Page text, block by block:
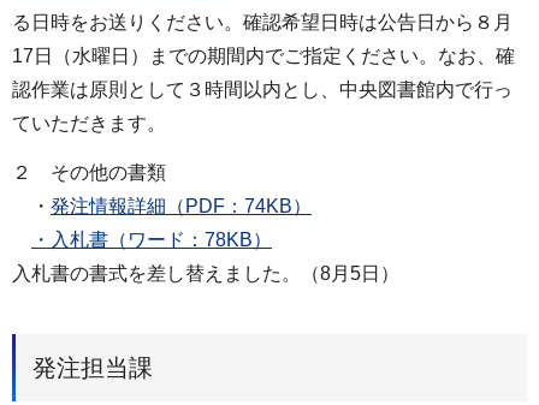
る日時をお送りください。確認希望日時は公告日から８月
17日（水曜日）までの期間内でご指定ください。なお、確
認作業は原則として３時間以内とし、中央図書館内で行っ
ていただきます。
２ その他の書類
・ 発注情報詳細（PDF：74KB）
・入札書（ワード：78KB）
入札書の書式を差し替えました。（8月5日）
発注担当課